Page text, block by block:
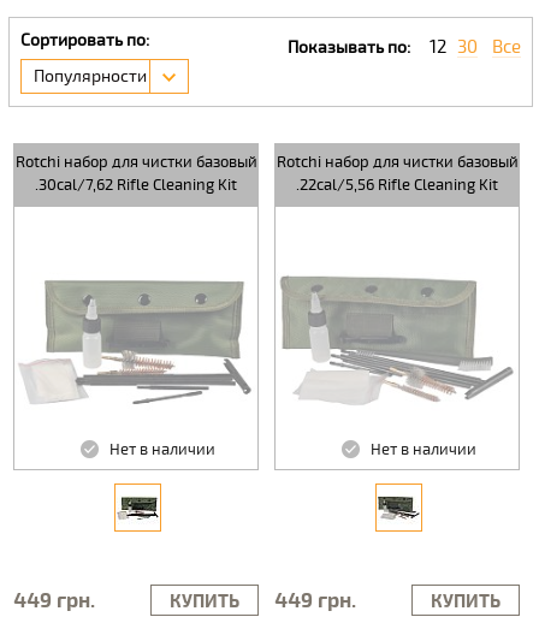
Сортировать по:
Популярности
Показывать по: 12 30 Все
Rotchi набор для чистки базовый
.30cal/7,62 Rifle Cleaning Kit
Нет в наличии
449 грн. КУПИТЬ
Rotchi набор для чистки базовый
.22cal/5,56 Rifle Cleaning Kit
Нет в наличии
449 грн. КУПИТЬ